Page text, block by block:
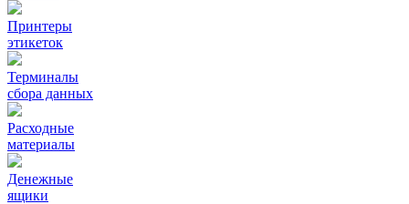
Принтеры
этикеток
Терминалы
сбора данных
Расходные
материалы
Денежные
ящики